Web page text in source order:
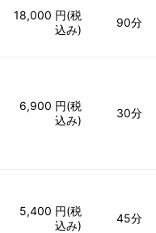
18,000 円(税
込み)
90分
6,900 円(税
込み)
30分
5,400 円(税
込み)
45分